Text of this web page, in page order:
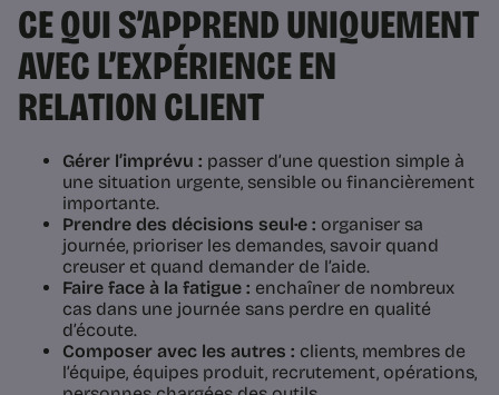
CE QUI S’APPREND UNIQUEMENT
AVEC L’EXPÉRIENCE EN
RELATION CLIENT
Gérer l’imprévu : passer d’une question simple à
une situation urgente, sensible ou financièrement
importante.
Prendre des décisions seul·e : organiser sa
journée, prioriser les demandes, savoir quand
creuser et quand demander de l’aide.
Faire face à la fatigue : enchaîner de nombreux
cas dans une journée sans perdre en qualité
d’écoute.
Composer avec les autres : clients, membres de
l’équipe, équipes produit, recrutement, opérations,